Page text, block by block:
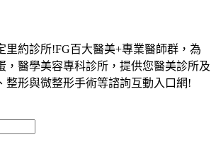
里約診所!FG百大醫美+專業醫師群，為
，醫學美容專科診所，提供您醫美診所及
整形與微整形手術等諮詢互動入口網!